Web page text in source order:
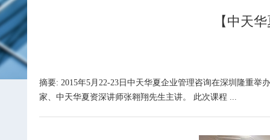
【中天
摘要: 2015年5月22-23日中天华夏企业管理咨询在深圳隆重
家、中天华夏资深讲师张翱翔先生主讲。 此次课程 ...